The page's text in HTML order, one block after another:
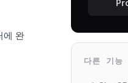
에 완
다른 기능